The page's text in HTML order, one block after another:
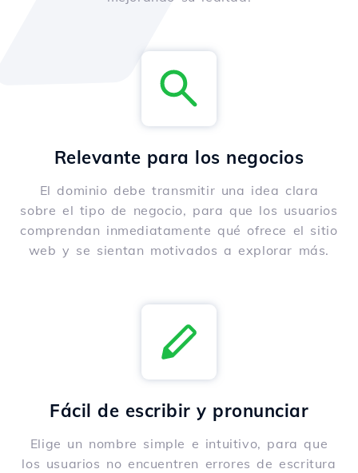
Relevante para los negocios
El dominio debe transmitir una idea clara
sobre el tipo de negocio, para que los usuarios
comprendan inmediatamente qué ofrece el sitio
web y se sientan motivados a explorar más.
Fácil de escribir y pronunciar
Elige un nombre simple e intuitivo, para que
los usuarios no encuentren errores de escritura